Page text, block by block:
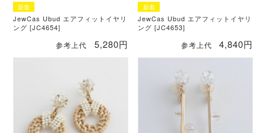
JewCas Ubud エアフィットイヤリ
ング [JC4654]
参考上代
5,280円
JewCas Ubud エアフィットイヤリ
ング [JC4653]
参考上代
4,840円